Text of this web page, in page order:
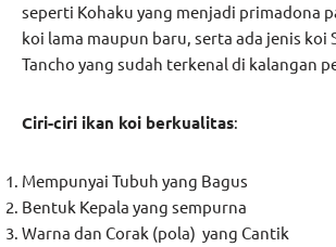
seperti Kohaku yang menjadi primadona
koi lama maupun baru, serta ada jenis koi
Tancho yang sudah terkenal di kalangan
Ciri-ciri ikan koi berkualitas:
Mempunyai Tubuh yang Bagus
Bentuk Kepala yang sempurna
Warna dan Corak (pola) yang Cantik